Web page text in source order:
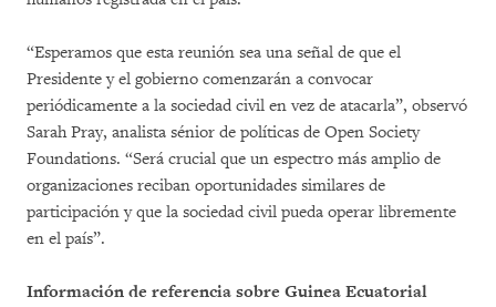
“Esperamos que esta reunión sea una señal de que el
Presidente y el gobierno comenzarán a convocar
periódicamente a la sociedad civil en vez de atacarla”, observó
Sarah Pray, analista sénior de políticas de Open Society
Foundations. “Será crucial que un espectro más amplio de
organizaciones reciban oportunidades similares de
participación y que la sociedad civil pueda operar libremente
en el país”.
Información de referencia sobre Guinea Ecuatorial